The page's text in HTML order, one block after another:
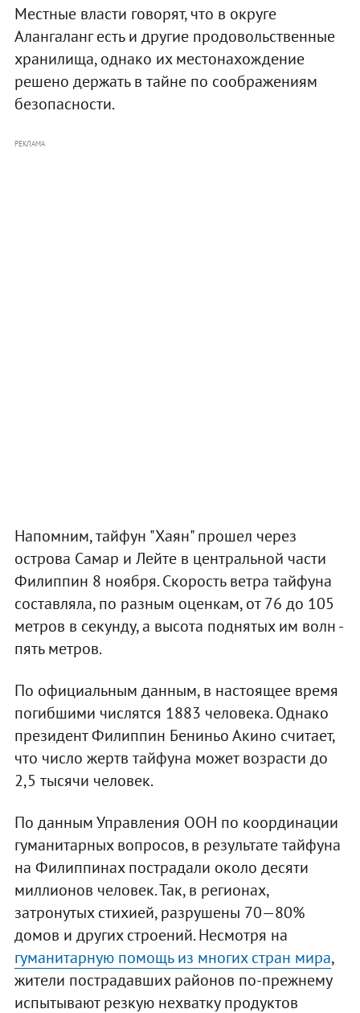
Местные власти говорят, что в округе
Алангаланг есть и другие продовольственные
хранилища, однако их местонахождение
решено держать в тайне по соображениям
безопасности.
РЕКЛАМА
Напомним, тайфун "Хаян" прошел через
острова Самар и Лейте в центральной части
Филиппин 8 ноября. Скорость ветра тайфуна
составляла, по разным оценкам, от 76 до 105
метров в секунду, а высота поднятых им волн -
пять метров.
По официальным данным, в настоящее время
погибшими числятся 1883 человека. Однако
президент Филиппин Бениньо Акино считает,
что число жертв тайфуна может возрасти до
2,5 тысячи человек.
По данным Управления ООН по координации
гуманитарных вопросов, в результате тайфуна
на Филиппинах пострадали около десяти
миллионов человек. Так, в регионах,
затронутых стихией, разрушены 70—80%
домов и других строений. Несмотря на
гуманитарную помощь из многих стран мира,
жители пострадавших районов по-прежнему
испытывают резкую нехватку продуктов